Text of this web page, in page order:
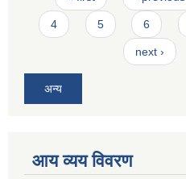
4 5 6
next ›
अन्य
आय व्यय विवरण